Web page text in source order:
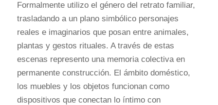
Formalmente utilizo el género del retrato familiar,
trasladando a un plano simbólico personajes
reales e imaginarios que posan entre animales,
plantas y gestos rituales. A través de estas
escenas represento una memoria colectiva en
permanente construcción. El ámbito doméstico,
los muebles y los objetos funcionan como
dispositivos que conectan lo íntimo con